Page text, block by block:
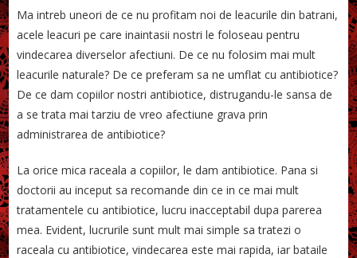
Ma intreb uneori de ce nu profitam noi de leacurile din batrani,
acele leacuri pe care inaintasii nostri le foloseau pentru
vindecarea diverselor afectiuni. De ce nu folosim mai mult
leacurile naturale? De ce preferam sa ne umflat cu antibiotice?
De ce dam copiilor nostri antibiotice, distrugandu-le sansa de
a se trata mai tarziu de vreo afectiune grava prin
administrarea de antibiotice?
La orice mica raceala a copiilor, le dam antibiotice. Pana si
doctorii au inceput sa recomande din ce in ce mai mult
tratamentele cu antibiotice, lucru inacceptabil dupa parerea
mea. Evident, lucrurile sunt mult mai simple sa tratezi o
raceala cu antibiotice, vindecarea este mai rapida, iar bataile